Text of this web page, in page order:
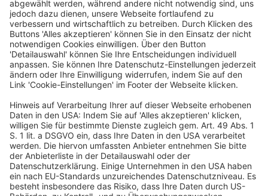
EIN BUSINESS-EVENT VON
© Digital Marketing Days
Kontakt AGB Datenschutzerklärung
Cookie-Einstellungen
Impressum